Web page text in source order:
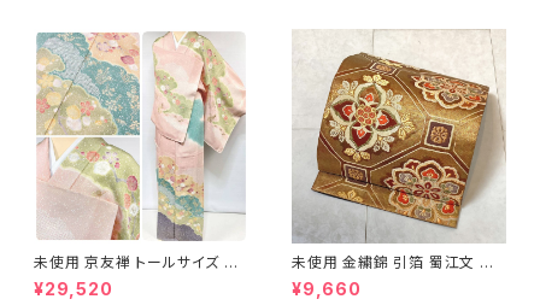
未使用 京友禅 トールサイズ 染
め分け 金彩 訪問着 袷 正絹 ピ
ンク 黄緑 紫 黄色 1438
¥29,520
未使用 金繍錦 引箔 蜀江文 唐
織 華紋 袋帯 正絹 金糸 ゴール
ド 赤 紫 710
¥9,660